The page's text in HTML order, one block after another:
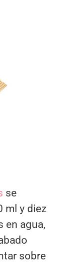
se
ml y diez
en agua,
sobre